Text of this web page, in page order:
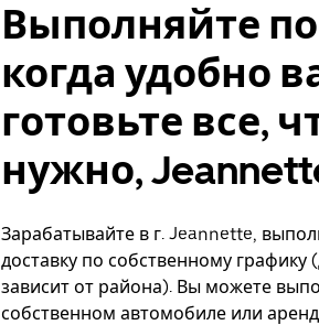
Выполняйте
когда удобно
готовьте все,
нужно,
Зарабатывайте в г. Jeannette,
доставку по собственному графику
зависит от района). Вы можете
собственном автомобиле или